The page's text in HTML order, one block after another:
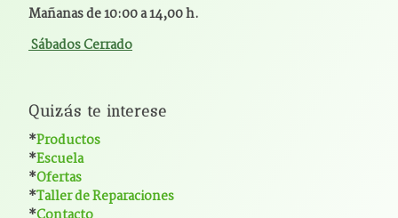
Mañanas de 10:00 a 14,00 h.
Sábados Cerrado
Quizás te interese
*Productos
*Escuela
*Ofertas
*Taller de Reparaciones